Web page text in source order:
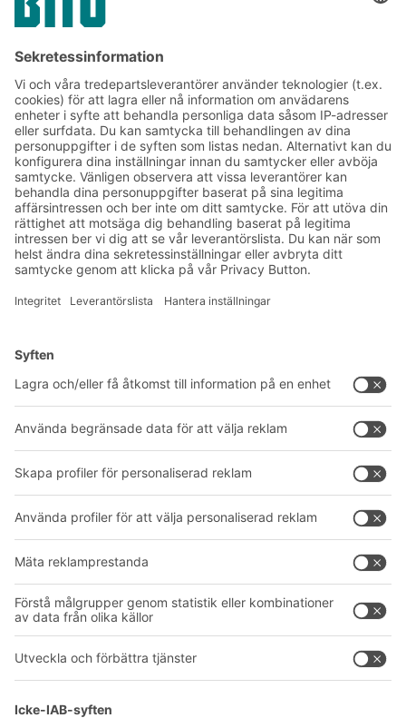
Prenumerera på vårt
nyhetsbrev:
Lager- och logistiknyheter
Exklusiva erbjudanden
Produktnyheter
Prenumerera på vårt
nyhetsbrev
Lösningar
Intralogistiklösningar
Lådsystem
Hyllsystem
Våra tjänster
Produktkatalog
BITO PROJEKTGUIDE
Nedladdningar
Företag
Vårt globala nätverk
Våra produktionsanläggningar
Följ oss
BIT O
YOUR LIFE.